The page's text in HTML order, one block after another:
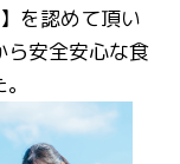
を認めて頂い
ら安全安心な食